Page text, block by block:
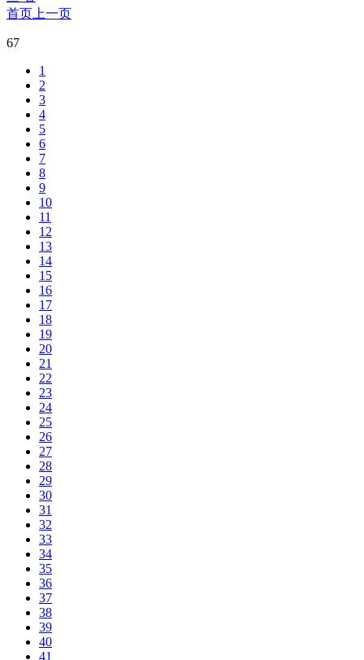
首页 上一页
67
1
2
3
4
5
6
7
8
9
10
11
12
13
14
15
16
17
18
19
20
21
22
23
24
25
26
27
28
29
30
31
32
33
34
35
36
37
38
39
40
41